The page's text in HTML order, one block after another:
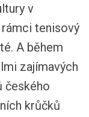
v
tenisový
A během
zajímavých
českého
krůčků